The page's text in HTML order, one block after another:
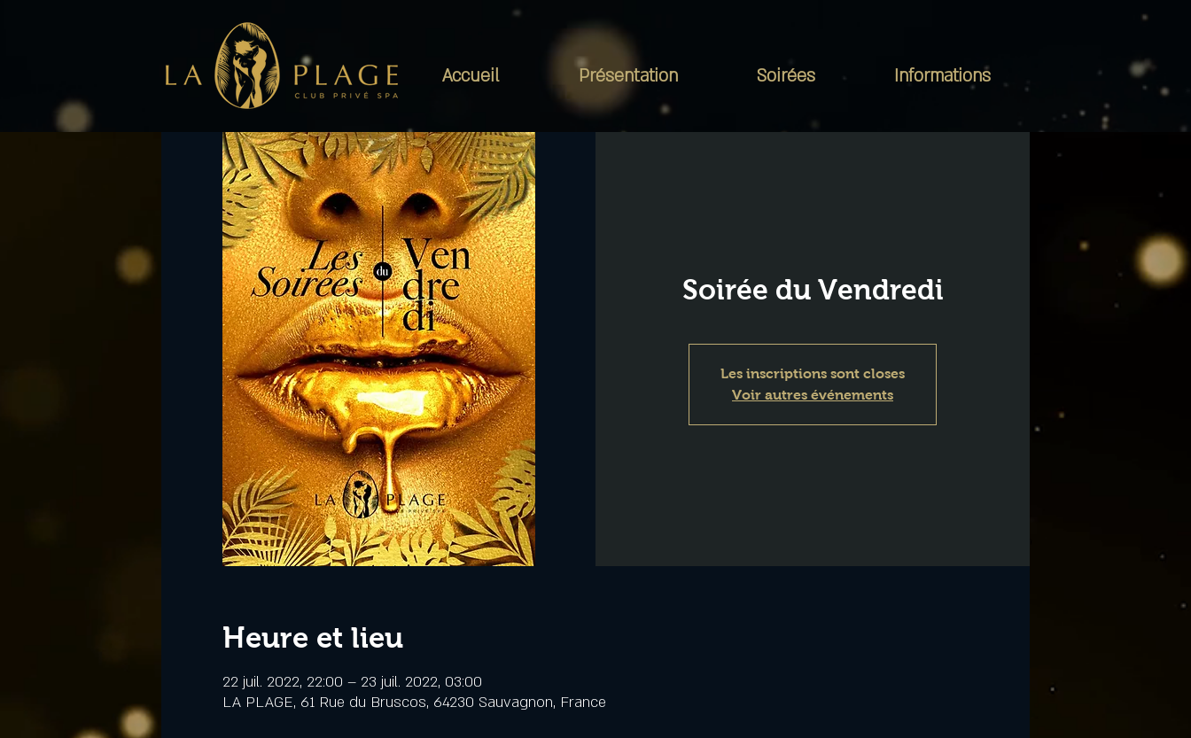
Accueil Présentation Soirées Informations
Soirée du Vendredi
Les inscriptions sont closes
Voir autres événements
Heure et lieu
22 juil. 2022, 22:00 – 23 juil. 2022, 03:00
LA PLAGE, 61 Rue du Bruscos, 64230 Sauvagnon, France